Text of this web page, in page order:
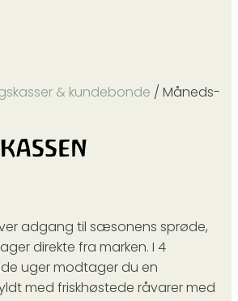
& kundebonde / Måneds-
adgang til sæsonens sprøde,
direkte fra marken. I 4
uger modtager du en
med friskhøstede råvarer med